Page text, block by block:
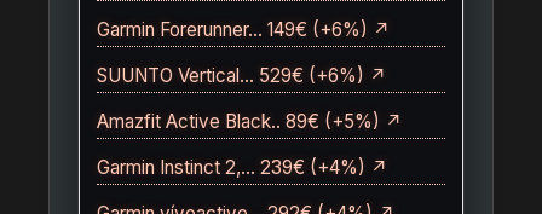
Garmin Forerunner… 149€ (+6%) ↗
SUUNTO Vertical… 529€ (+6%) ↗
Amazfit Active Black.. 89€ (+5%) ↗
Garmin Instinct 2,… 239€ (+4%) ↗